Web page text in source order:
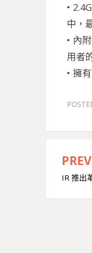
•
中，
• 內
用者
• 擁
文
章
導
PREV
IR 推出